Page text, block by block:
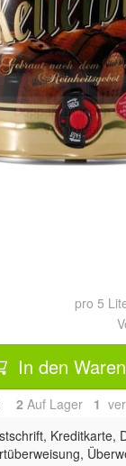
Doppelt antippen
vergrößern
pro 5
In den
2 Auf Lager 1
Kreditkarte,